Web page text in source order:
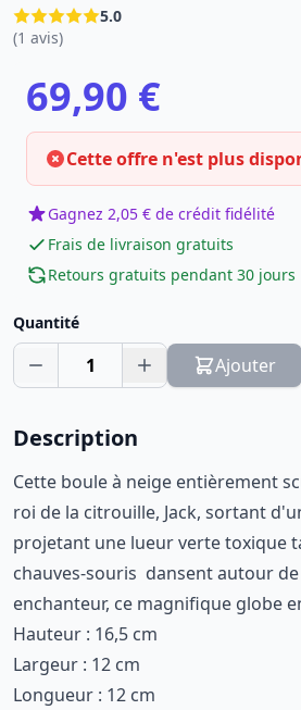
5.0
(1 avis)
69,90 €
Cette offre n'est plus
Gagnez 2,05 € de crédit fidélité
Frais de livraison gratuits
Retours gratuits pendant 30 jours
Quantité
1 Ajouter
Description
Cette boule à neige entièrement
roi de la citrouille, Jack, sortant
projetant une lueur verte toxique
chauves-souris dansent autour
enchanteur, ce magnifique globe
Hauteur : 16,5 cm
Largeur : 12 cm
Longueur : 12 cm